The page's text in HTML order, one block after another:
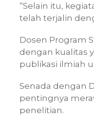
“Selain itu,
telah terjalin
Dosen Program
dengan kualitas
publikasi ilmiah
Senada dengan
pentingnya
penelitian.